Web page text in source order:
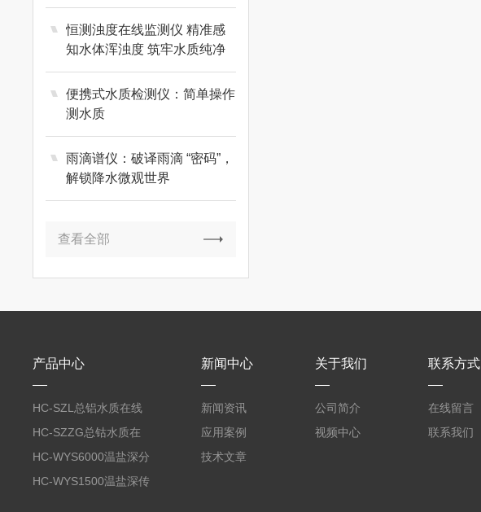
恒测浊度在线监测仪 精准感
知水体浑浊度 筑牢水质纯净
防线
便携式水质检测仪：简单操作
测水质
雨滴谱仪：破译雨滴 “密码”，
解锁降水微观世界
查看全部
产品中心
HC-SZL总铝水质在线
分析仪
HC-SZZG总钴水质在
线分析仪
HC-WYS6000温盐深分
析仪
HC-WYS1500温盐深传
新闻中心
新闻资讯
应用案例
技术文章
关于我们
公司简介
视频中心
联系方式
在线留言
联系我们